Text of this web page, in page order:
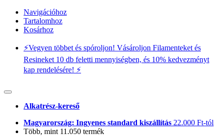
Navigációhoz
Tartalomhoz
Kosárhoz
⚡️Vegyen többet és spóroljon! Vásároljon Filamenteket és
Resineket 10 db feletti mennyiségben, és 10% kedvezményt
kap rendelésére! ⚡️
Alkatrész-kereső
Magyarország: Ingyenes standard kiszállítás 22.000 Ft-tól
Több, mint 11.050 termék